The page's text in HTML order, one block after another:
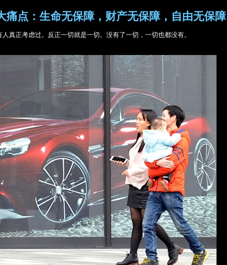
痛点：生命无保障，财产无保障，自由无保障
真正考虑过。反正一切就是一切。没有了一切，一切也都没有。